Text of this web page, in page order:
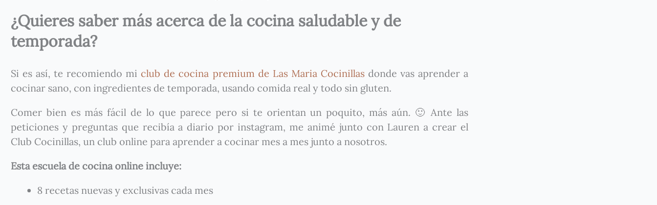
¿Quieres saber más acerca de la cocina saludable y de
temporada?
Si es así, te recomiendo mi club de cocina premium de Las Maria Cocinillasdonde vas aprender a
cocinar sano, con ingredientes de temporada, usando comida real y todo sin gluten.
Comer bien es más fácil de lo que parece pero si te orientan un poquito, más aún. 🙂 Ante las
peticiones y preguntas que recibía a diario por instagram, me animé junto con Lauren a crear el
Club Cocinillas, un club online para aprender a cocinar mes a mes junto a nosotros.
Esta escuela de cocina online incluye:
8 recetas nuevas y exclusivas cada mes